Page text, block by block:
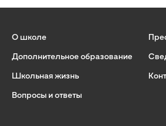
О школе
Дополнительное образование
Школьная жизнь
Вопросы и ответы